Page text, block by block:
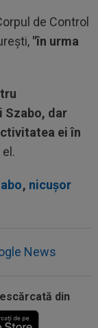
de Control
"în urma
Szabo, dar
ei în
, nicușor
News
din